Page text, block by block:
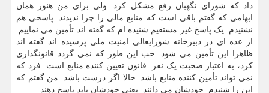
داد که شورای نگهبان رفع مشکل کرد. ولی برای من هنوز همان
ابهامی که گفتم باقی است که منابع مالی را چرا ندیدند. پاسخی هم
نشنیدم. یک پاسخ غیر مستقیم شنیده ام که گفته اند تأمین می نماییم.
از عده ای در دبیرخانه شورایعالی امنیت ملی پرسیده اند گفته اند
ظاهرا این تأمین می شود. خب این طور که نمی گردد قانونگذاری
کرد، به اعتبار صحبت یک نفر. قانون تعیین کننده منابع است. فرد که
نمی تواند تأمین کننده منابع باشد. حالا اگر درست باشد. من گفتم که
این را شنیدم. خودشان می دانند. یعنی خودشان باید پاسخ دهند.